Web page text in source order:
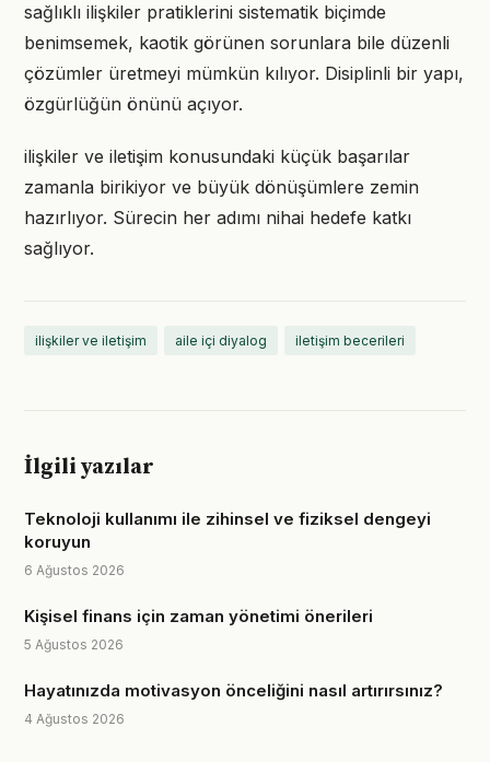
sağlıklı ilişkiler pratiklerini sistematik biçimde
benimsemek, kaotik görünen sorunlara bile düzenli
çözümler üretmeyi mümkün kılıyor. Disiplinli bir yapı,
özgürlüğün önünü açıyor.
ilişkiler ve iletişim konusundaki küçük başarılar
zamanla birikiyor ve büyük dönüşümlere zemin
hazırlıyor. Sürecin her adımı nihai hedefe katkı
sağlıyor.
ilişkiler ve iletişim aile içi diyalog iletişim becerileri
İlgili yazılar
Teknoloji kullanımı ile zihinsel ve fiziksel dengeyi
koruyun
6 Ağustos 2026
Kişisel finans için zaman yönetimi önerileri
5 Ağustos 2026
Hayatınızda motivasyon önceliğini nasıl artırırsınız?
4 Ağustos 2026